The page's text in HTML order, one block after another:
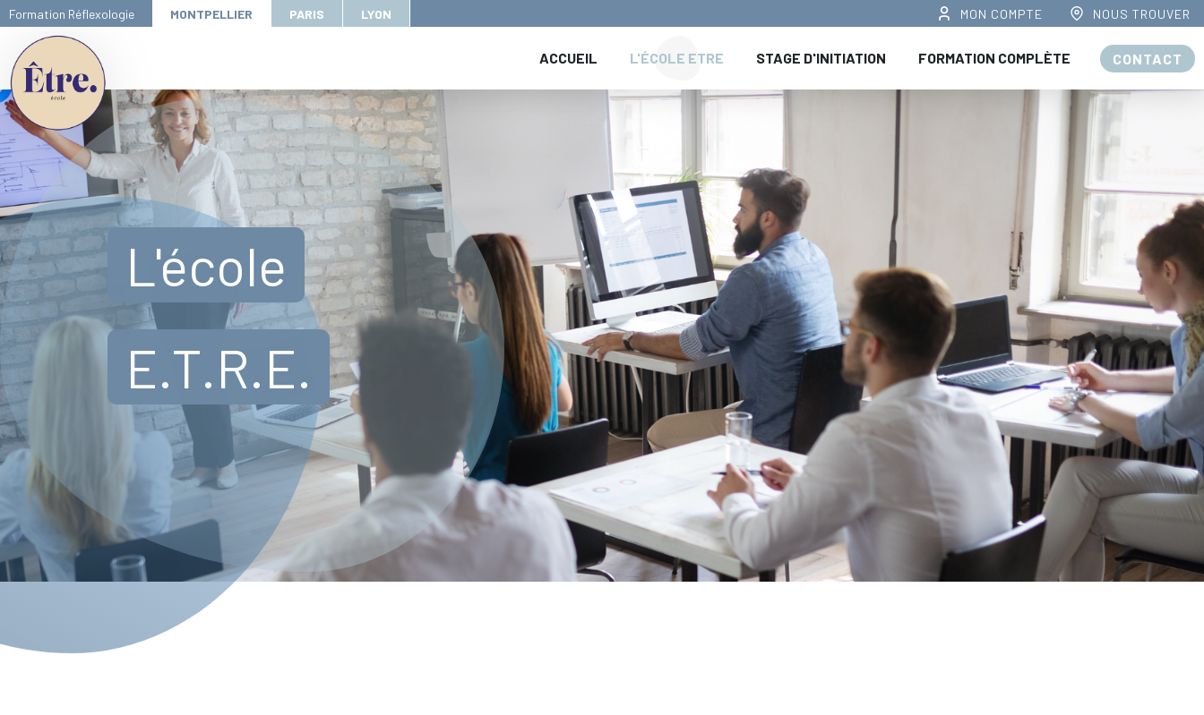
Formation Réflexologie MONTPELLIER PARIS LYON MON COMPTE NOUS TROUVER
ACCUEIL L'ÉCOLE ETRE STAGE D'INITIATION FORMATION COMPLÈTE CONTACT
L'école
E.T.R.E.